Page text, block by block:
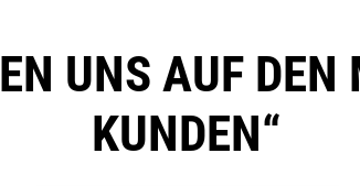
UNS AUF DEN
KUNDEN“